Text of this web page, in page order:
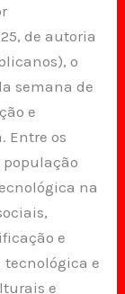
de autoria
o
semana de
e
Entre os
população
na
e
tecnológica e
e